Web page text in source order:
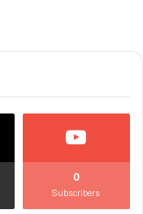
0
Subscribers